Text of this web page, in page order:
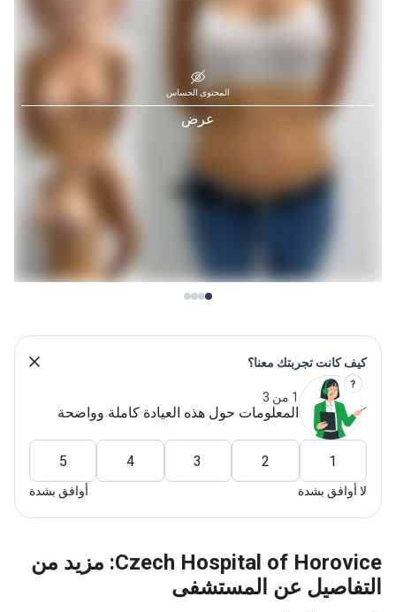
المحتوى الحساس
عرض
كيف كانت تجربتك معنا؟
1 من 3
المعلومات حول هذه العيادة كاملة وواضحة
1
2
3
4
5
لا أوافق بشدة أوافق بشدة
Czech Hospital of Horovice: مزيد من
التفاصيل عن المستشفى